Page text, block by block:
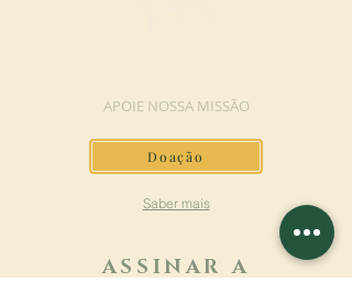
APOIE NOSSA MISSÃO
Doação
Saber mais
ASSINAR A